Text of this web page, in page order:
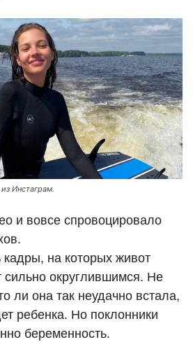
Инстаграм.
и вовсе спровоцировало
кадры, на которых живот
округлившимся. Не
ли она так неудачно встала,
ребенка. Но поклонники
беременность.